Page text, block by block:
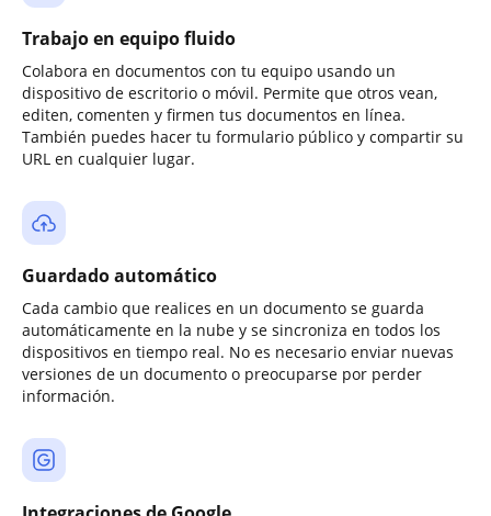
Trabajo en equipo fluido
Colabora en documentos con tu equipo usando un
dispositivo de escritorio o móvil. Permite que otros vean,
editen, comenten y firmen tus documentos en línea.
También puedes hacer tu formulario público y compartir su
URL en cualquier lugar.
Guardado automático
Cada cambio que realices en un documento se guarda
automáticamente en la nube y se sincroniza en todos los
dispositivos en tiempo real. No es necesario enviar nuevas
versiones de un documento o preocuparse por perder
información.